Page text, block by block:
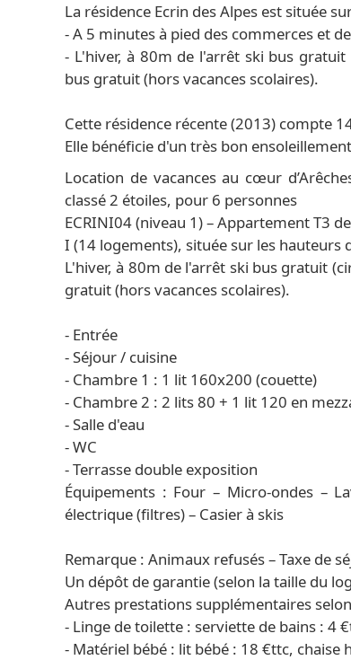
La résidence Ecrin des Alpes est située
- A 5 minutes à pied des commerces et
- L'hiver, à 80m de l'arrêt ski bus
bus gratuit (hors vacances scolaires).
Cette résidence récente (2013) compte
Elle bénéficie d'un très bon
Location de vacances au cœur
classé 2 étoiles, pour 6 personnes
ECRINI04 (niveau 1) – Appartement T3
I (14 logements), située sur les hauteurs
L'hiver, à 80m de l'arrêt ski bus gratuit
gratuit (hors vacances scolaires).
- Entrée
- Séjour / cuisine
- Chambre 1 : 1 lit 160x200 (couette)
- Chambre 2 : 2 lits 80 + 1 lit 120 en
- Salle d'eau
- WC
- Terrasse double exposition
Équipements : Four – Micro-ondes –
électrique (filtres) – Casier à skis
Remarque : Animaux refusés – Taxe de
Un dépôt de garantie (selon la taille du
Autres prestations supplémentaires
- Linge de toilette : serviette de bains : 4
- Matériel bébé : lit bébé : 18 €ttc,